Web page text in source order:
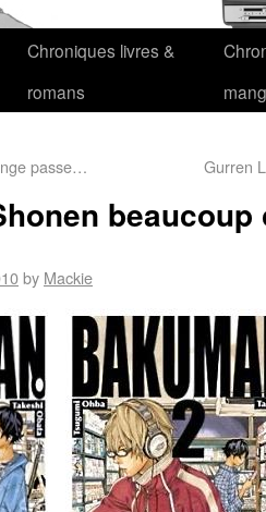
Chroniques livres &
romans
passe… Gurren
by Mackie